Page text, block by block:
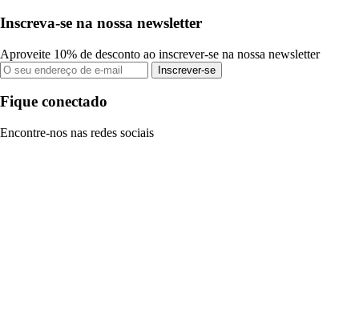
Inscreva-se na nossa newsletter
Aproveite 10% de desconto ao inscrever-se na nossa newsletter
Inscrever-se
Fique conectado
Encontre-nos nas redes sociais